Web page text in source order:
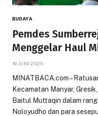
BUDAYA
Pemdes
Menggelar Haul
19 JUNI 2025
MINATBACA.com –
Kecamatan Manyar,
Baitul Muttaqin dalam
Noloyudho dan para